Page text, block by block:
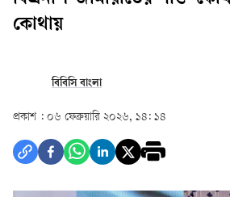
কোথায়
বিবিসি বাংলা
প্রকাশ : ০৬ ফেব্রুয়ারি ২০২৬, ১৪: ১৪